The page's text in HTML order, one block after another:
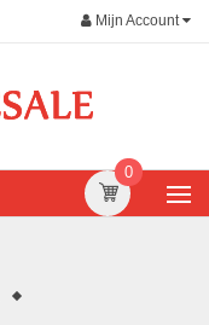
Mijn Account
0